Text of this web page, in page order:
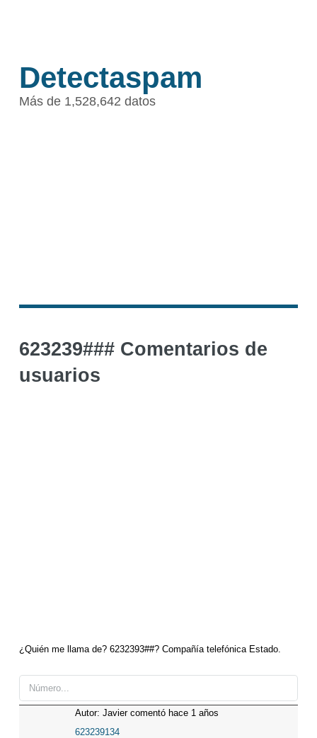
Detectaspam
Más de 1,528,642 datos
623239### Comentarios de
usuarios
¿Quién me llama de? 6232393##? Compañía telefónica Estado.
Autor: Javier comentó hace 1 años
623239134